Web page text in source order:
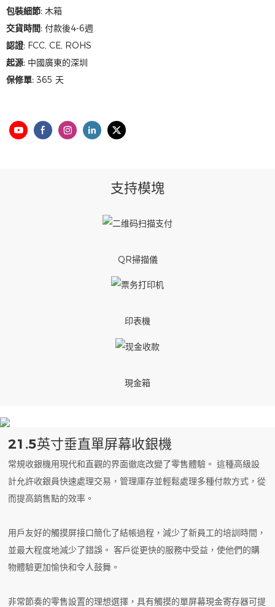
包裝細節: 木箱
交貨時間: 付款後4-6週
認證: FCC, CE, ROHS
起源: 中國廣東的深圳
保修單: 365 天
支持模塊
QR掃描儀
印表機
現金箱
21.5英寸垂直單屏幕收銀機
常規收銀機用現代和直觀的界面徹底改變了零售體驗。 這種高級設
計允許收銀員快速處理交易，管理庫存並輕鬆處理多種付款方式，從
而提高銷售點的效率。
用戶友好的觸摸屏接口簡化了結帳過程，減少了新員工的培訓時間，
並最大程度地減少了錯誤。 客戶從更快的服務中受益，使他們的購
物體驗更加愉快和令人鼓舞。
非常節奏的零售設置的理想選擇，具有觸摸的單屏幕現金寄存器可提